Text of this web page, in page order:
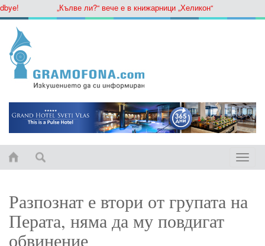
„Кълве ли?“ вече е в книжарници „Хеликон“
Toggle
Разпознат е втори от групата на
Перата, няма да му повдигат
обвинение